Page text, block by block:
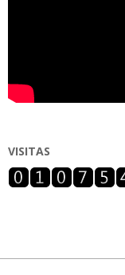
VISITAS